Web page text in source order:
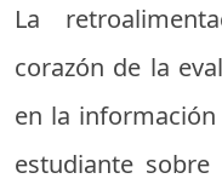
La
corazón de la
en la
estudiante sobre